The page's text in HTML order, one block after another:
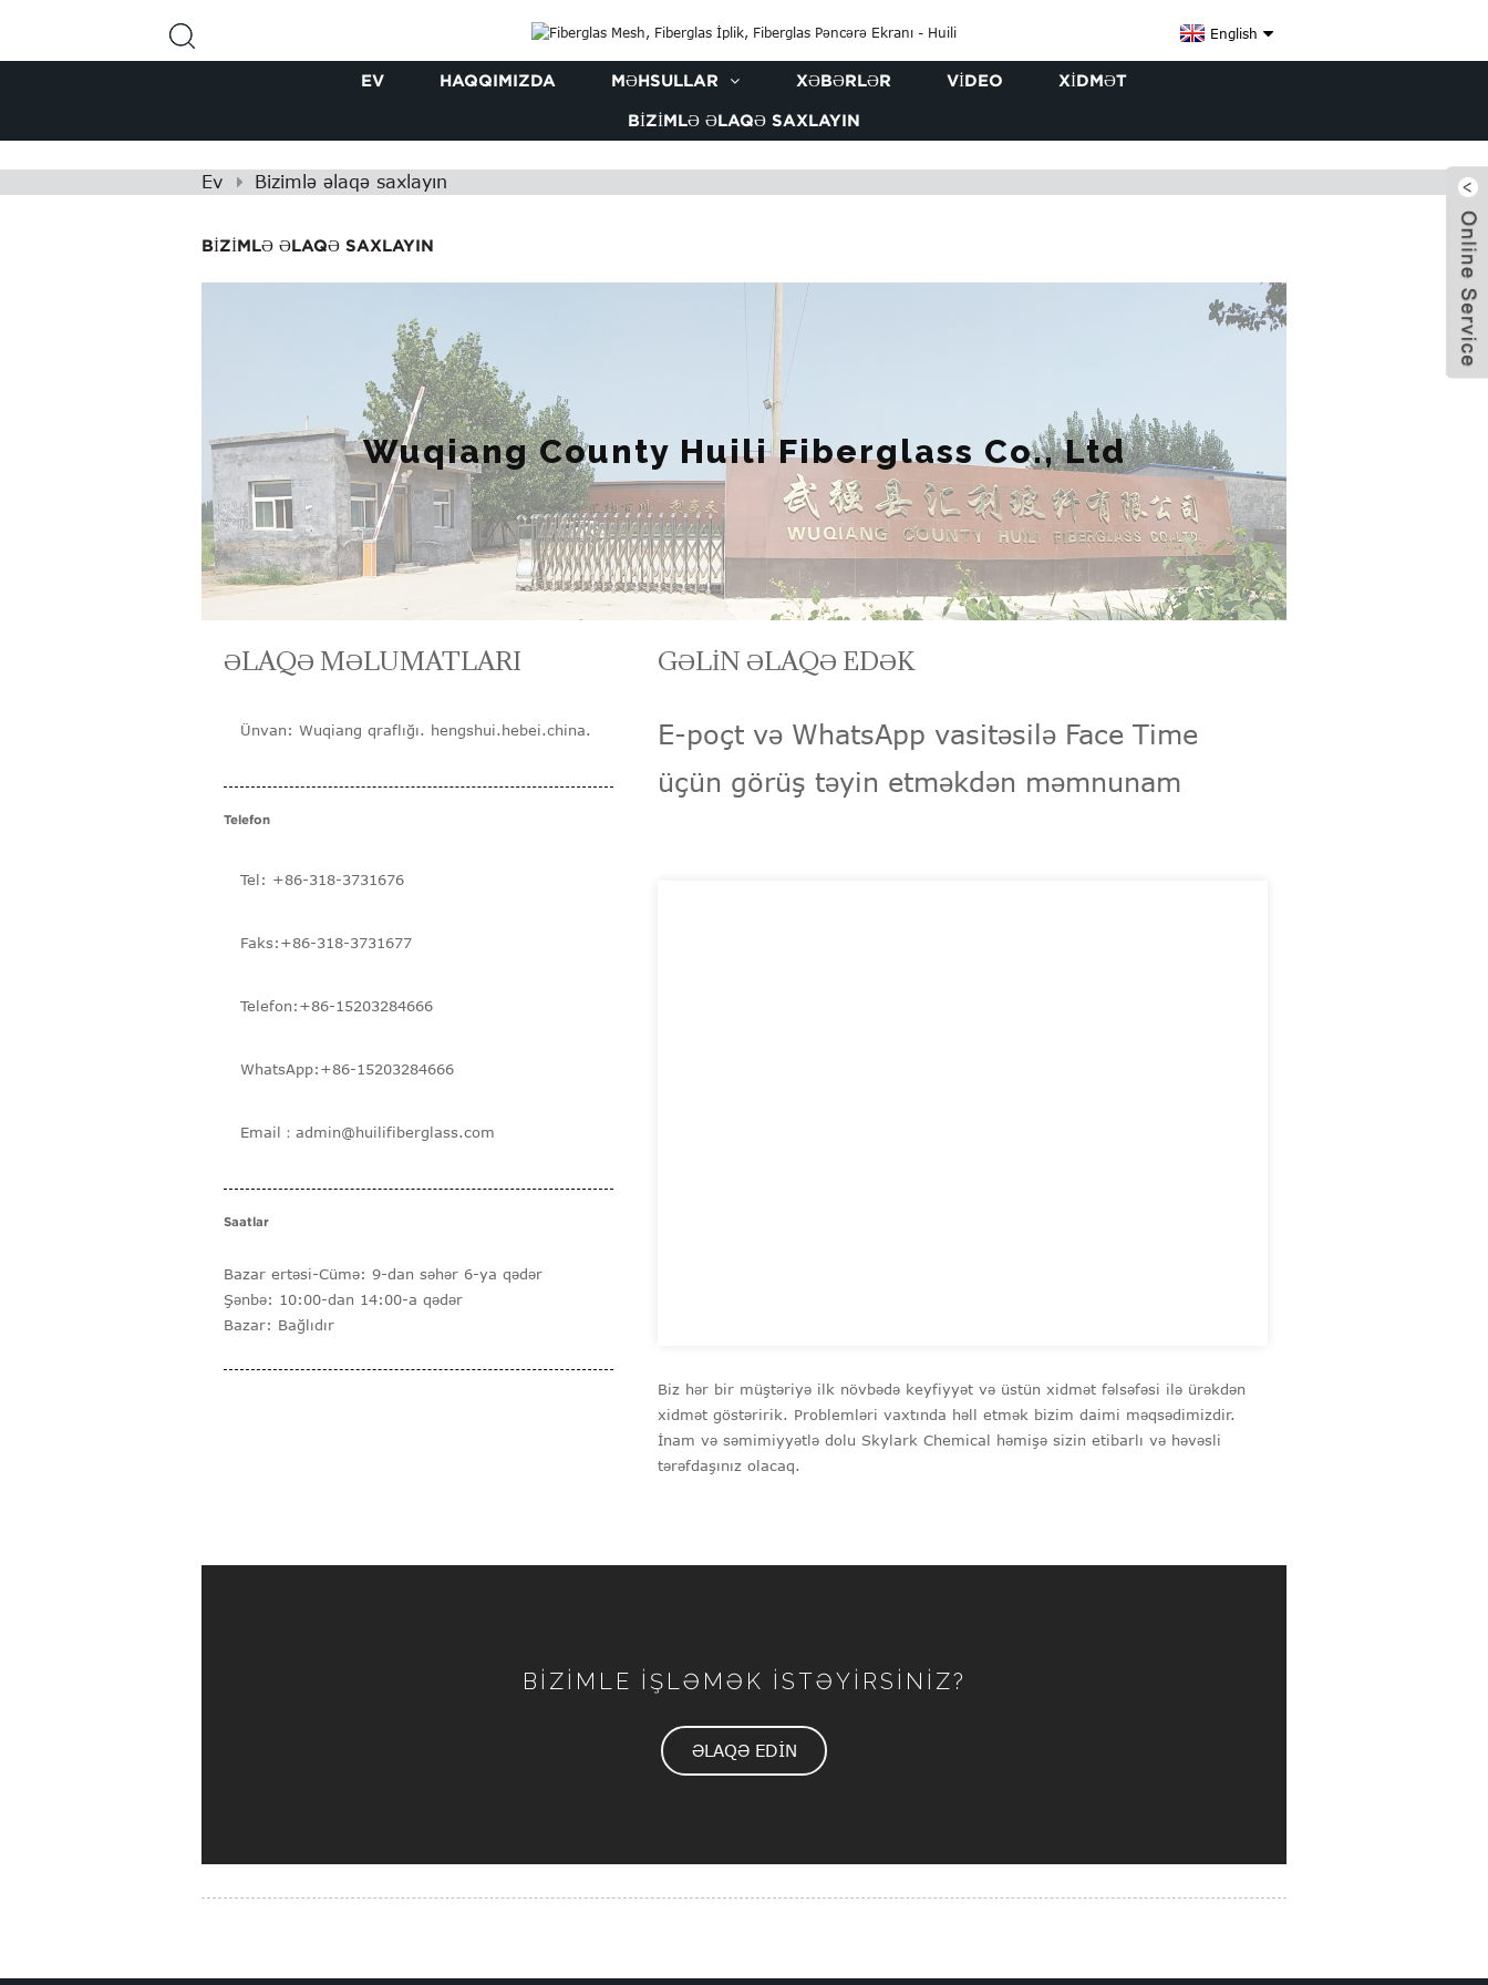
English
EV HAQQIMIZDA MƏHSULLAR XƏBƏRLƏR VIDEO XIDMƏT
BIZIMLƏ ƏLAQƏ SAXLAYIN
Ev Bizimlə əlaqə saxlayın
BIZIMLƏ ƏLAQƏ SAXLAYIN
Wuqiang County Huili Fiberglass Co., Ltd
ƏLAQƏ MƏLUMATLARI
Ünvan: Wuqiang qraflığı. hengshui.hebei.china.
Telefon
Tel: +86-318-3731676
Faks:+86-318-3731677
Telefon:+86-15203284666
WhatsApp:+86-15203284666
Email：admin@huilifiberglass.com
Saatlar
Bazar ertəsi-Cümə: 9-dan səhər 6-ya qədər
Şənbə: 10:00-dan 14:00-a qədər
Bazar: Bağlıdır
GƏLİN ƏLAQƏ EDƏK
E-poçt və WhatsApp vasitəsilə Face Time
üçün görüş təyin etməkdən məmnunam
Biz hər bir müştəriyə ilk növbədə keyfiyyət və üstün xidmət fəlsəfəsi ilə ürəkdən
xidmət göstəririk. Problemləri vaxtında həll etmək bizim daimi məqsədimizdir.
İnam və səmimiyyətlə dolu Skylark Chemical həmişə sizin etibarlı və həvəsli
tərəfdaşınız olacaq.
BİZİMLE İŞLƏMƏK İSTƏYİRSİNİZ?
ƏLAQƏ EDİN